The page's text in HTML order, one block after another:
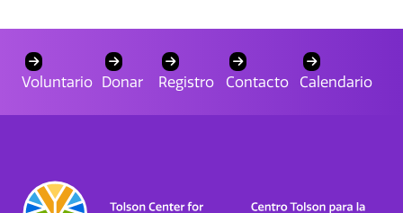
Voluntario Donar Registro Contacto Calendario